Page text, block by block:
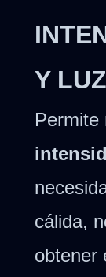
Y
Permite
cálida,
obtener